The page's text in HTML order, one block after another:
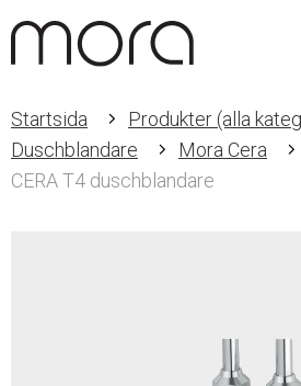
Startsida
Produkter (alla
Duschblandare
Mora Cera
CERA T4 duschblandare